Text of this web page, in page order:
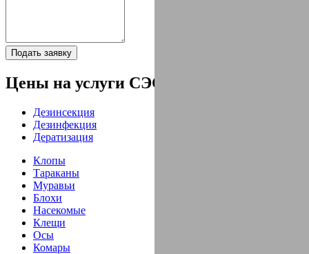
Подать заявку
Цены на услуги СЭС
Дезинсекция
Дезинфекция
Дератизация
Клопы
Тараканы
Муравьи
Блохи
Насекомые
Клещи
Осы
Комары